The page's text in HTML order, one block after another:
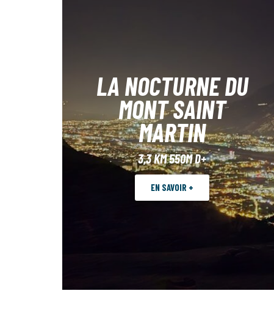
LA NOCTURNE DU
MONT SAINT
MARTIN
3,3 KM 550M D+
EN SAVOIR +